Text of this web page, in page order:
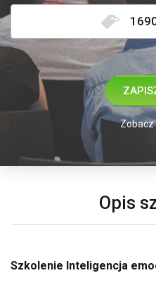
Opis
Szkolenie Inteligencja